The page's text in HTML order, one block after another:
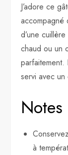
J’adore ce
accompagné
d’une
chaud ou un
servi avec
Notes
à